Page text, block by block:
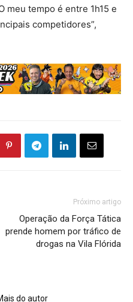
meu tempo é entre 1h15 e
competidores”,
Próximo artigo
Operação da Força Tática
prende homem por tráfico de
drogas na Vila Flórida
do autor